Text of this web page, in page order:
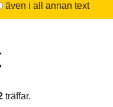
även i all annan text
träffar.